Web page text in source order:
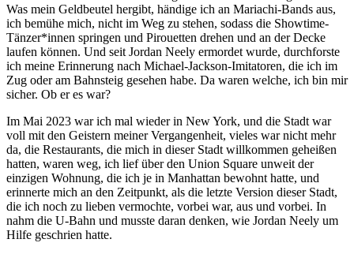
Was mein Geldbeutel hergibt, händige ich an Mariachi-Bands aus,
ich bemühe mich, nicht im Weg zu stehen, sodass die Showtime-
Tänzer*innen springen und Pirouetten drehen und an der Decke
laufen können. Und seit Jordan Neely ermordet wurde, durchforste
ich meine Erinnerung nach Michael-Jackson-Imitatoren, die ich im
Zug oder am Bahnsteig gesehen habe. Da waren welche, ich bin mir
sicher. Ob er es war?
Im Mai 2023 war ich mal wieder in New York, und die Stadt war
voll mit den Geistern meiner Vergangenheit, vieles war nicht mehr
da, die Restaurants, die mich in dieser Stadt willkommen geheißen
hatten, waren weg, ich lief über den Union Square unweit der
einzigen Wohnung, die ich je in Manhattan bewohnt hatte, und
erinnerte mich an den Zeitpunkt, als die letzte Version dieser Stadt,
die ich noch zu lieben vermochte, vorbei war, aus und vorbei. In
nahm die U-Bahn und musste daran denken, wie Jordan Neely um
Hilfe geschrien hatte.